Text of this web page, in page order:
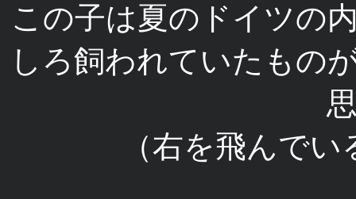
この子は夏のドイツの
しろ飼われていたもの
（右を飛んで